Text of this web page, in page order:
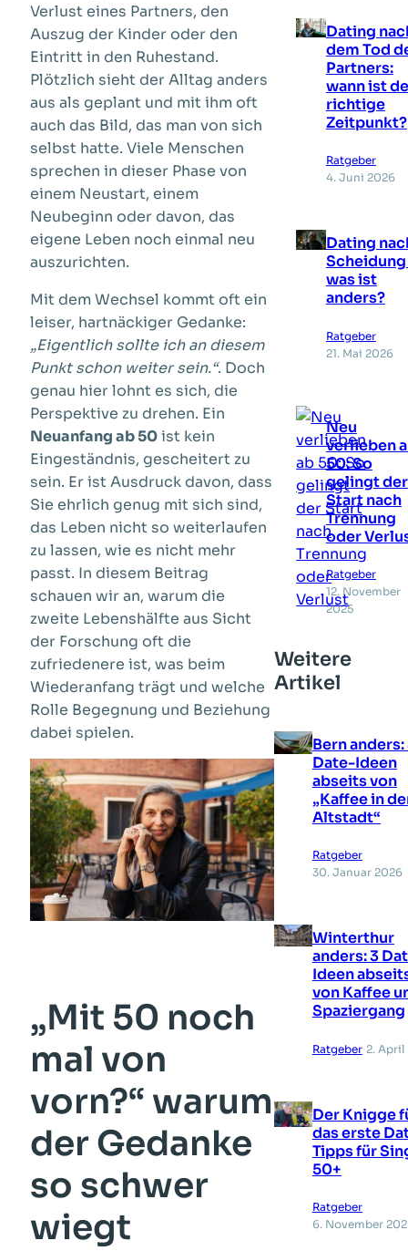
Verlust eines Partners, den
Auszug der Kinder oder den
Eintritt in den Ruhestand.
Plötzlich sieht der Alltag anders
aus als geplant und mit ihm oft
auch das Bild, das man von sich
selbst hatte. Viele Menschen
sprechen in dieser Phase von
einem Neustart, einem
Neubeginn oder davon, das
eigene Leben noch einmal neu
auszurichten.
Mit dem Wechsel kommt oft ein
leiser, hartnäckiger Gedanke:
„Eigentlich sollte ich an diesem
Punkt schon weiter sein.“. Doch
genau hier lohnt es sich, die
Perspektive zu drehen. Ein
Neuanfang ab 50ist kein
Eingeständnis, gescheitert zu
sein. Er ist Ausdruck davon, dass
Sie ehrlich genug mit sich sind,
das Leben nicht so weiterlaufen
zu lassen, wie es nicht mehr
passt. In diesem Beitrag
schauen wir an, warum die
zweite Lebenshälfte aus Sicht
der Forschung oft die
zufriedenere ist, was beim
Wiederanfang trägt und welche
Rolle Begegnung und Beziehung
dabei spielen.
„Mit 50 noch
mal von
vorn?“ warum
der Gedanke
so schwer
wiegt
Dating
dem Tod
Partners:
wann ist
richtige
Zeitpunkt?
Ratgeber
4. Juni 2026
Dating
Scheidung
was ist
anders?
Ratgeber
21. Mai 2026
Neu
verlieben
50: So
gelingt der
Start nach
Trennung
oder
Ratgeber
12. November
2025
Weitere
Artikel
Bern anders:
Date-Ideen
abseits von
„Kaffee in
Altstadt“
Ratgeber
30. Januar 2026
Winterthur
anders: 3
Ideen
von Kaffee
Spaziergang
Ratgeber 2. April
Der Knigge
das erste
Tipps für
50+
Ratgeber
6. November